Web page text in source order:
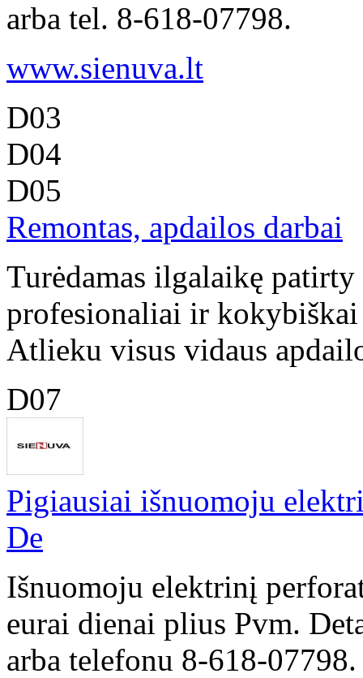
arba tel. 8-618-07798.
www.sienuva.lt
D03
D04
D05
Remontas, apdailos darbai
Turėdamas ilgalaikę
profesionaliai ir
Atlieku visus vidaus
D07
Pigiausiai išnuomoju
De
Išnuomoju elektrinį
eurai dienai plius Pvm.
arba telefonu 8-618-07798.